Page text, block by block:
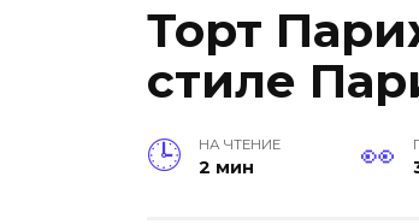
Торт
стиле
НА ЧТЕНИЕ
2 мин